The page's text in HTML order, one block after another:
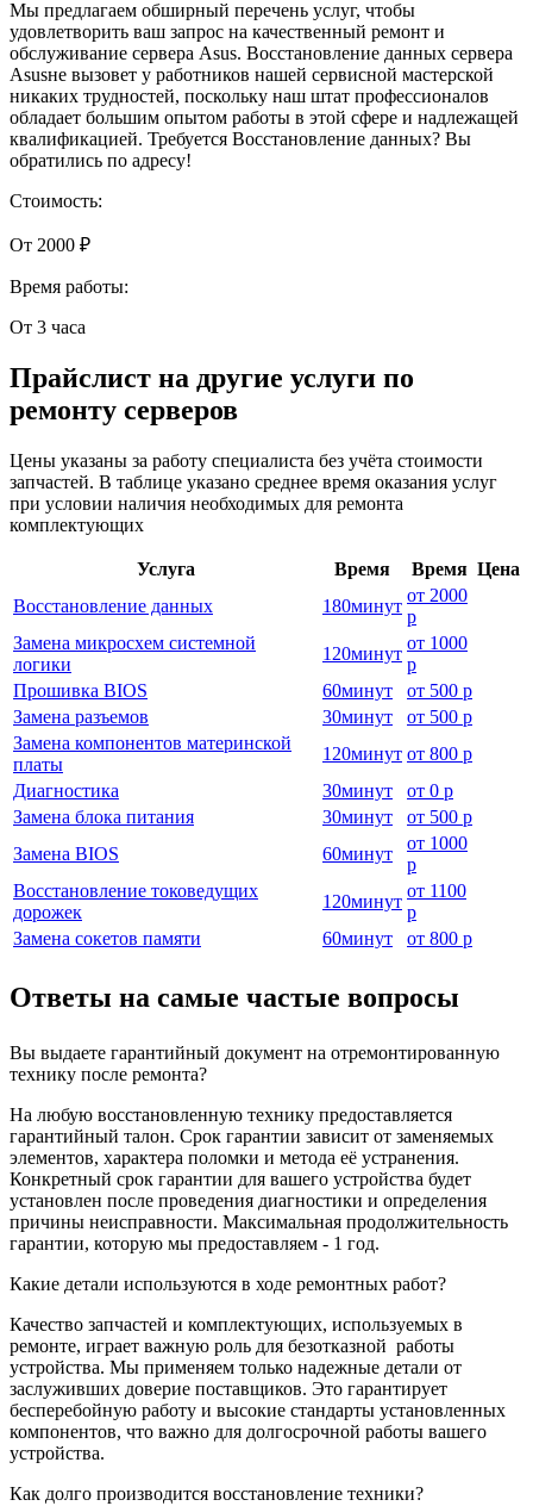
Мы предлагаем обширный перечень услуг, чтобы
удовлетворить ваш запрос на качественный ремонт и
обслуживание сервера Asus. Восстановление данных сервера
Asusне вызовет у работников нашей сервисной мастерской
никаких трудностей, поскольку наш штат профессионалов
обладает большим опытом работы в этой сфере и надлежащей
квалификацией. Требуется Восстановление данных? Вы
обратились по адресу!
Стоимость:
От 2000 ₽
Время работы:
От 3 часа
Прайслист на другие услуги по
ремонту серверов
Цены указаны за работу специалиста без учёта стоимости
запчастей. В таблице указано среднее время оказания услуг
при условии наличия необходимых для ремонта
комплектующих
Услуга Время Время Цена
Восстановление данных
180минут
от 2000
р
Замена микросхем системной
логики
120минут
от 1000
р
Прошивка BIOS
60минут от 500 р
Замена разъемов
30минут от 500 р
Замена компонентов материнской
платы
120минут от 800 р
Диагностика
30минут от 0 р
Замена блока питания
30минут от 500 р
Замена BIOS
60минут
от 1000
р
Восстановление токоведущих
дорожек
120минут
от 1100
р
Замена сокетов памяти
60минут от 800 р
Ответы на самые частые вопросы
Вы выдаете гарантийный документ на отремонтированную
технику после ремонта?
На любую восстановленную технику предоставляется
гарантийный талон. Срок гарантии зависит от заменяемых
элементов, характера поломки и метода её устранения.
Конкретный срок гарантии для вашего устройства будет
установлен после проведения диагностики и определения
причины неисправности. Максимальная продолжительность
гарантии, которую мы предоставляем - 1 год.
Какие детали используются в ходе ремонтных работ?
Качество запчастей и комплектующих, используемых в
ремонте, играет важную роль для безотказной работы
устройства. Мы применяем только надежные детали от
заслуживших доверие поставщиков. Это гарантирует
бесперебойную работу и высокие стандарты установленных
компонентов, что важно для долгосрочной работы вашего
устройства.
Как долго производится восстановление техники?